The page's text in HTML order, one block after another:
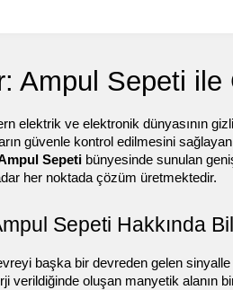
Ampul Sepeti
elektrik ve elektronik dünyasının
güvenle kontrol edilmesini
Sepeti bünyesinde sunulan
her noktada çözüm üretmektedir.
Sepeti Hakkında
başka bir devreden gelen
verildiğinde oluşan manyetik alanın